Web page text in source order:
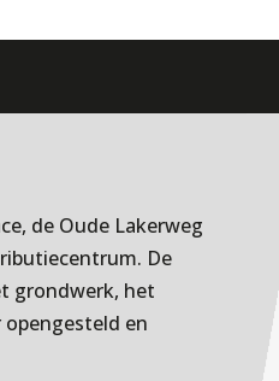
de Oude Lakerweg
De
grondwerk, het
en